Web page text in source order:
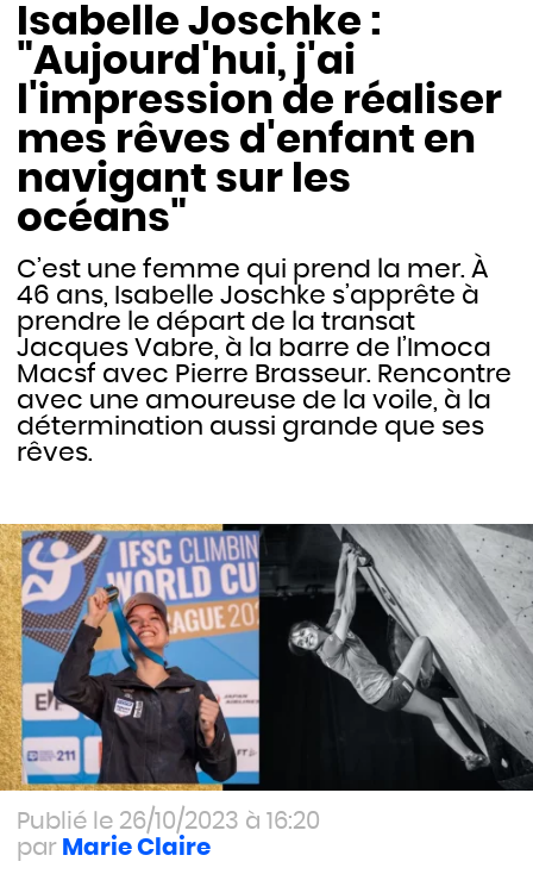
Isabelle Joschke :
"Aujourd'hui, j'ai
l'impression de réaliser
mes rêves d'enfant en
navigant sur les
océans"
C’est une femme qui prend la mer. À
46 ans, Isabelle Joschke s’apprête à
prendre le départ de la transat
Jacques Vabre, à la barre de l’Imoca
Macsf avec Pierre Brasseur. Rencontre
avec une amoureuse de la voile, à la
détermination aussi grande que ses
rêves.
26/10/2023 à 16:20
Marie Claire